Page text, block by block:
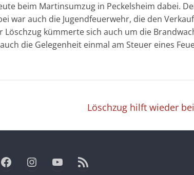
beim Martinsumzug in Peckelsheim dabei.
war auch die Jugendfeuerwehr, die den
kümmerte sich auch um die
die Gelegenheit einmal am Steuer eines
Löschzug hilft wieder
Facebook Instagram YouTube RSS-Feed